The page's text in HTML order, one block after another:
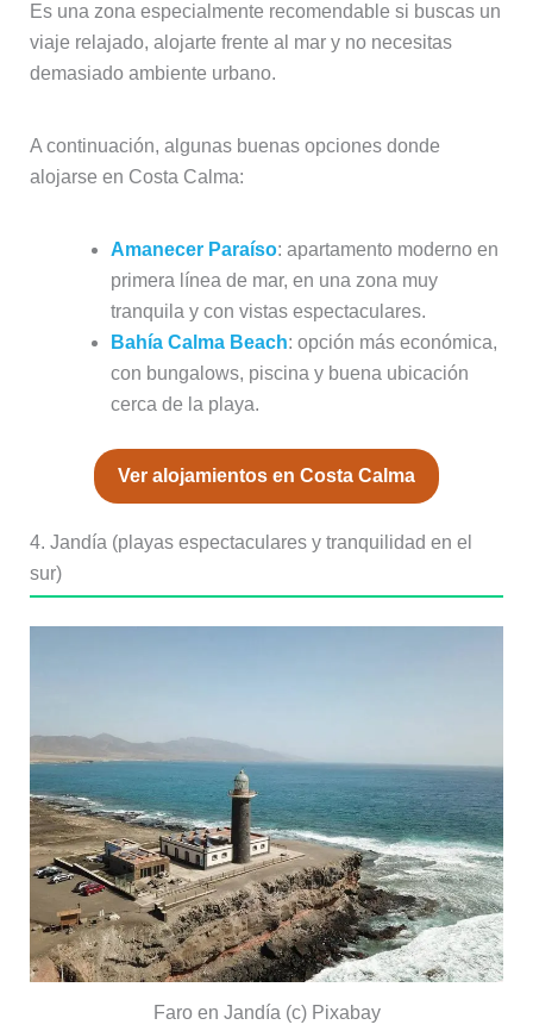
Es una zona especialmente recomendable si buscas un
viaje relajado, alojarte frente al mar y no necesitas
demasiado ambiente urbano.
A continuación, algunas buenas opciones donde
alojarse en Costa Calma:
Amanecer Paraíso: apartamento moderno en
primera línea de mar, en una zona muy
tranquila y con vistas espectaculares.
Bahía Calma Beach: opción más económica,
con bungalows, piscina y buena ubicación
cerca de la playa.
Ver alojamientos en Costa Calma
4. Jandía (playas espectaculares y tranquilidad en el
sur)
Faro en Jandía (c) Pixabay